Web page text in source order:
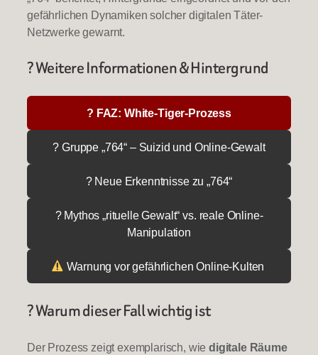
gefährlichen Dynamiken solcher digitalen Täter-
Netzwerke gewarnt.
? Weitere Informationen & Hintergrund
? FAZ: White-Tiger-Prozess
? Gruppe „764“ – Suizid und Online-Gewalt
? Neue Erkenntnisse zu „764“
? Mythos „rituelle Gewalt“ vs. reale Online-
Manipulation
Warnung vor gefährlichen Online-Kulten
? Warum dieser Fall wichtig ist
Der Prozess zeigt exemplarisch, wiedigitale Räume